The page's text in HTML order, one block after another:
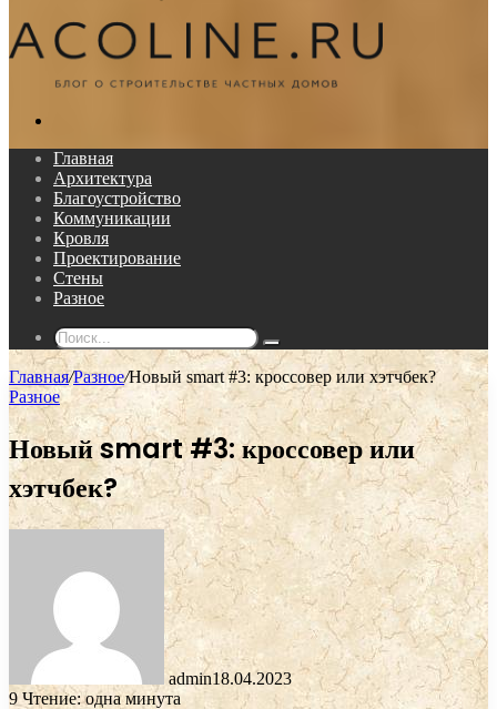
Главная
Архитектура
Благоустройство
Коммуникации
Кровля
Проектирование
Стены
Разное
Поиск...
Главная/Разное/Новый smart #3: кроссовер или хэтчбек?
Разное
Новый smart #3: кроссовер или
хэтчбек?
admin18.04.2023
9 Чтение: одна минута